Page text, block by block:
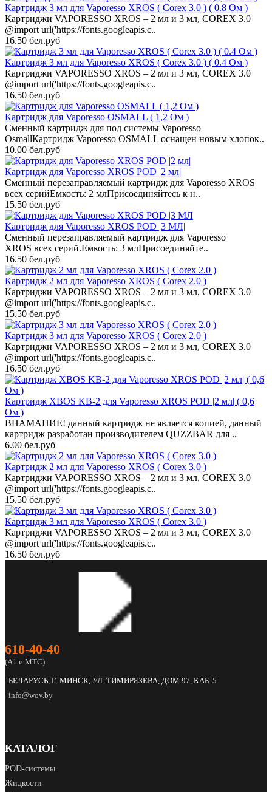
Картридж 3 мл для Vaporesso XROS ( Corex 3.0 ) ( 0.8 Ом )
Картриджи VAPORESSO XROS – 2 мл и 3 мл, COREX 3.0
@import url('https://fonts.googleapis.c..
16.50 бел.руб
Картридж 3 мл для Vaporesso XROS ( Corex 3.0 ) ( 0.4 Ом )
Картриджи VAPORESSO XROS – 2 мл и 3 мл, COREX 3.0
@import url('https://fonts.googleapis.c..
16.50 бел.руб
Картридж для Vaporesso OSMALL ( 1,2 Ом )
Сменный картридж для под системы Vaporesso
OsmallКартридж Vaporesso OSMALL оснащен новым хлопок..
10.00 бел.руб
Картридж для Vaporesso XROS POD |2 мл|
Сменный перезаправляемый картридж для Vaporesso XROS
всех серийЕмкость: 2 млПрисоединяйтесь к н..
15.50 бел.руб
Картридж для Vaporesso XROS POD |3 МЛ|
Сменный перезаправляемый картридж для Vaporesso
XROS всех серий.Емкость: 3 млПрисоединяйте..
16.50 бел.руб
Картридж 2 мл для Vaporesso XROS ( Corex 2.0 )
Картриджи VAPORESSO XROS – 2 мл и 3 мл, COREX 3.0
@import url('https://fonts.googleapis.c..
15.50 бел.руб
Картридж 3 мл для Vaporesso XROS ( Corex 2.0 )
Картриджи VAPORESSO XROS – 2 мл и 3 мл, COREX 3.0
@import url('https://fonts.googleapis.c..
16.50 бел.руб
Картридж XBOS KB-2 для Vaporesso XROS POD |2 мл| ( 0,6
Ом )
ВНАМАНИЕ! данный картридж не является копией, данный
картридж разработан производителем QUZZBAR для ..
6.00 бел.руб
Картридж 2 мл для Vaporesso XROS ( Corex 3.0 )
Картриджи VAPORESSO XROS – 2 мл и 3 мл, COREX 3.0
@import url('https://fonts.googleapis.c..
15.50 бел.руб
Картридж 3 мл для Vaporesso XROS ( Corex 3.0 )
Картриджи VAPORESSO XROS – 2 мл и 3 мл, COREX 3.0
@import url('https://fonts.googleapis.c..
16.50 бел.руб
618‑40‑40
(А1 и МТС)
БЕЛАРУСЬ, Г. МИНСК, УЛ. ТИМИРЯЗЕВА, ДОМ 97, КАБ. 5
info@wov.by
КАТАЛОГ
POD‑системы
Жидкости